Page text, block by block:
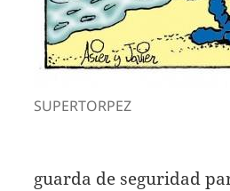
SUPERTORPEZ
guarda de seguridad